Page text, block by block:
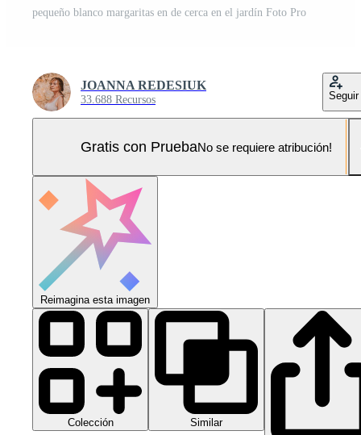
pequeño blanco margaritas en de cerca en el jardín Foto Pro
JOANNA REDESIUK
33.688 Recursos Seguir
Gratis con PruebaNo se requiere atribución!
Reimagina esta imagen
Colección Similar